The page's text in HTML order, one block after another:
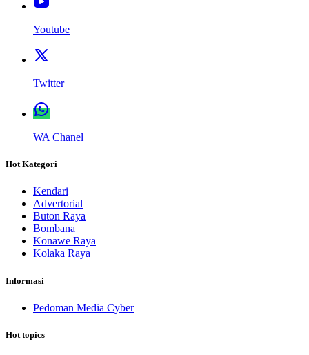
Youtube
Twitter
WA Chanel
Hot Kategori
Kendari
Advertorial
Buton Raya
Bombana
Konawe Raya
Kolaka Raya
Informasi
Pedoman Media Cyber
Hot topics